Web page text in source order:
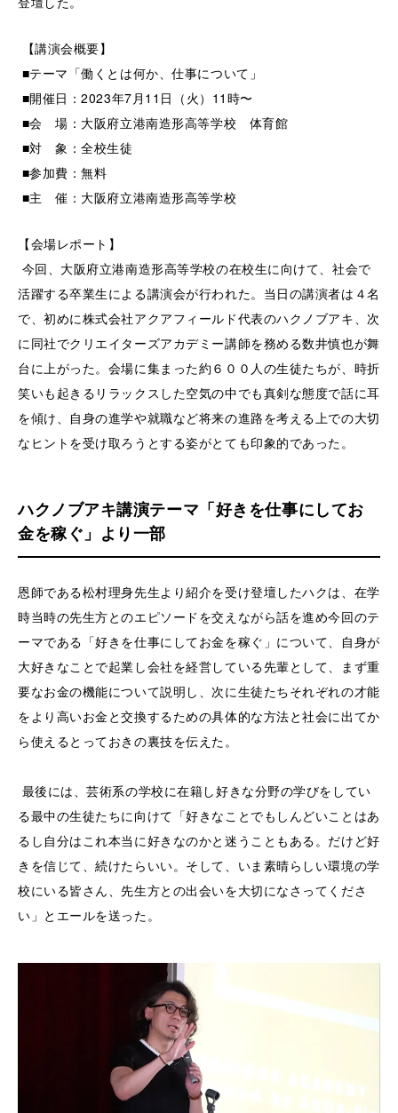
【講演会概要】
■テーマ「働くとは何か、仕事について」
■開催日：2023年7月11日（火）11時〜
■会 場：大阪府立港南造形高等学校 体育館
■対 象：全校生徒
■参加費：無料
■主 催：大阪府立港南造形高等学校
【会場レポート】
今回、大阪府立港南造形高等学校の在校生に向けて、社会で
活躍する卒業生による講演会が行われた。当日の講演者は４名
で、初めに株式会社アクアフィールド代表のハクノブアキ、次
に同社でクリエイターズアカデミー講師を務める数井慎也が舞
台に上がった。会場に集まった約６００人の生徒たちが、時折
笑いも起きるリラックスした空気の中でも真剣な態度で話に耳
を傾け、自身の進学や就職など将来の進路を考える上での大切
なヒントを受け取ろうとする姿がとても印象的であった。
ハクノブアキ講演テーマ「好きを仕事にしてお
金を稼ぐ」より一部
恩師である松村理身先生より紹介を受け登壇したハクは、在学
時当時の先生方とのエピソードを交えながら話を進め今回のテ
ーマである「好きを仕事にしてお金を稼ぐ」について、自身が
大好きなことで起業し会社を経営している先輩として、まず重
要なお金の機能について説明し、次に生徒たちそれぞれの才能
をより高いお金と交換するための具体的な方法と社会に出てか
ら使えるとっておきの裏技を伝えた。
最後には、芸術系の学校に在籍し好きな分野の学びをしてい
る最中の生徒たちに向けて「好きなことでもしんどいことはあ
るし自分はこれ本当に好きなのかと迷うこともある。だけど好
きを信じて、続けたらいい。そして、いま素晴らしい環境の学
校にいる皆さん、先生方との出会いを大切になさってくださ
い」とエールを送った。